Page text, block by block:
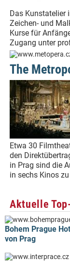
Das Kunstatelier
Zeichen- und
Kurse für
Zugang unter
The
Etwa 30
den
in Prag sind die
in sechs Kinos
Aktuelle
Bohem Prague
von Prag